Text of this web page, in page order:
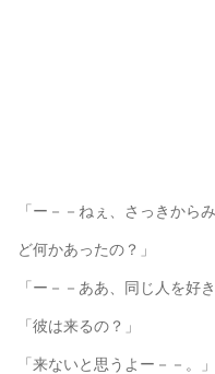
「ー－－ねぇ、さっきから
ど何かあったの？」
「ー－－ああ、同じ人を好
「彼は来るの？」
「来ないと思うよー－－。」